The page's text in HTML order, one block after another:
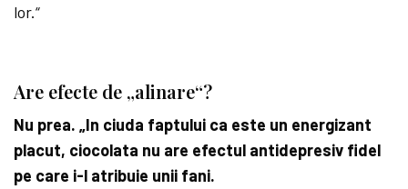
lor.“
Are efecte de „alinare“?
Nu prea. „In ciuda faptului ca este un energizant
placut, ciocolata nu are efectul antidepresiv fidel
pe care i-l atribuie unii fani.